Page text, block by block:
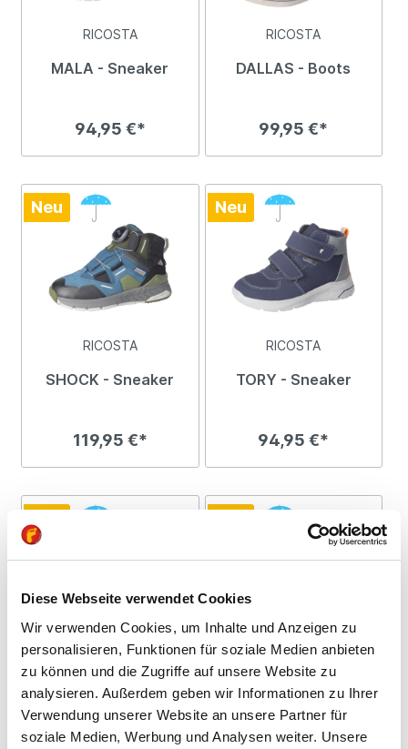
Diese Webseite verwendet Cookies
Wir verwenden Cookies, um Inhalte und Anzeigen zu
personalisieren, Funktionen für soziale Medien anbieten
zu können und die Zugriffe auf unsere Website zu
analysieren. Außerdem geben wir Informationen zu Ihrer
Verwendung unserer Website an unsere Partner für
soziale Medien, Werbung und Analysen weiter. Unsere
RICOSTA
MALA - Sneaker
94,95 €*
RICOSTA
DALLAS - Boots
99,95 €*
Neu
RICOSTA
SHOCK - Sneaker
119,95 €*
Neu
RICOSTA
TORY - Sneaker
94,95 €*
RICOSTA
NANUK - Winterboots
RICOSTA
TORY - Sneaker